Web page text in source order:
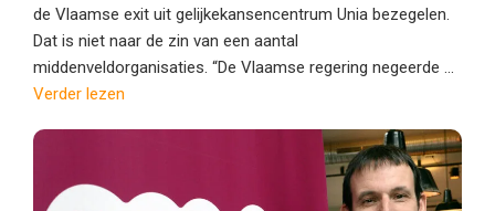
de Vlaamse exit uit gelijkekansencentrum Unia bezegelen.
Dat is niet naar de zin van een aantal
middenveldorganisaties. “De Vlaamse regering negeerde ...
Verder lezen